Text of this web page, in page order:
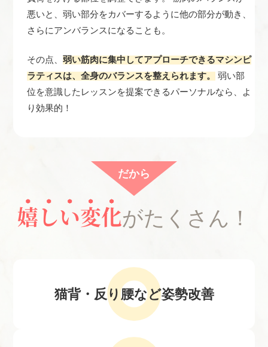
悪いと、弱い部分をカバーするように他の部分が動き、
さらにアンバランスになることも。
その点、 弱い筋肉に集中してアプローチできるマシンピ
ラティスは、全身のバランスを整えられます。
弱い部
位を意識したレッスンを提案できるパーソナルなら、よ
り効果的！
だから
嬉しい変化がたくさん！
猫背・反り腰など姿勢改善